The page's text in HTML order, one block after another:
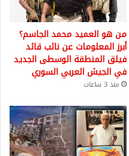
من هو العميد محمد الجاسم؟
أبرز المعلومات عن نائب قائد
فيلق المنطقة الوسطى الجديد
في الجيش العربي السوري
منذ 3 ساعات